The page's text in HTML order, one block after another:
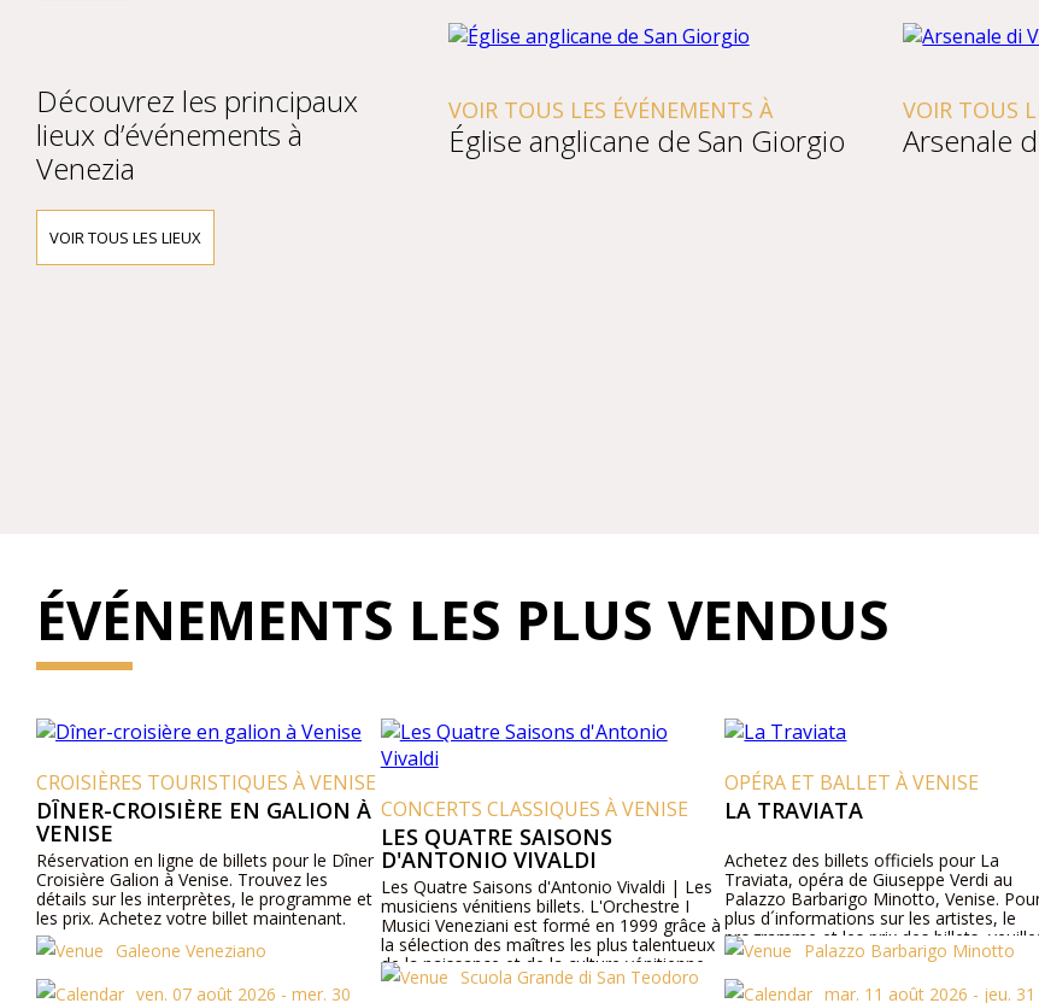
Découvrez les principaux
lieux d’événements à
Venezia
VOIR TOUS LES LIEUX
VOIR TOUS LES ÉVÉNEMENTS À
Église anglicane de San Giorgio
VOIR TOUS LES
Arsenale di
ÉVÉNEMENTS LES PLUS VENDUS
TOURISTIQUES À VENISE
CROISIÈRE EN GALION À
en ligne de billets pour le Dîner
Galion à Venise. Trouvez les
les interprètes, le programme et
Achetez votre billet maintenant.
Galeone Veneziano
ven. 07 août 2026 - mer. 30
CONCERTS CLASSIQUES À VENISE
LES QUATRE SAISONS
D'ANTONIO VIVALDI
Les Quatre Saisons d'Antonio Vivaldi | Les
musiciens vénitiens billets. L'Orchestre I
Musici Veneziani est formé en 1999 grâce à
la sélection des maîtres les plus talentueux
de la naissance et de la culture vénitienne
avec un hommage à Vivaldi «quatre
Scuola Grande di San Teodoro
OPÉRA ET BALLET À VENISE
LA TRAVIATA
Achetez des billets officiels pour La
Traviata, opéra de Giuseppe Verdi au
Palazzo Barbarigo Minotto, Venise. Pour
plus d´informations sur les artistes, le
programme et les prix des billets, veuillez
visiter notre site Web ou nous contacter par
téléphone.
Palazzo Barbarigo Minotto
mar. 11 août 2026 - jeu. 31
prix,